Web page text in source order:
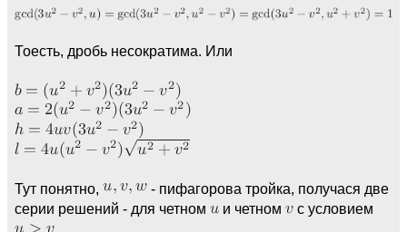
Тоесть, дробь несократима. Или
Тут понятно,
- пифагорова тройка, получася две
серии решений - для четном
и четном
с условием
.